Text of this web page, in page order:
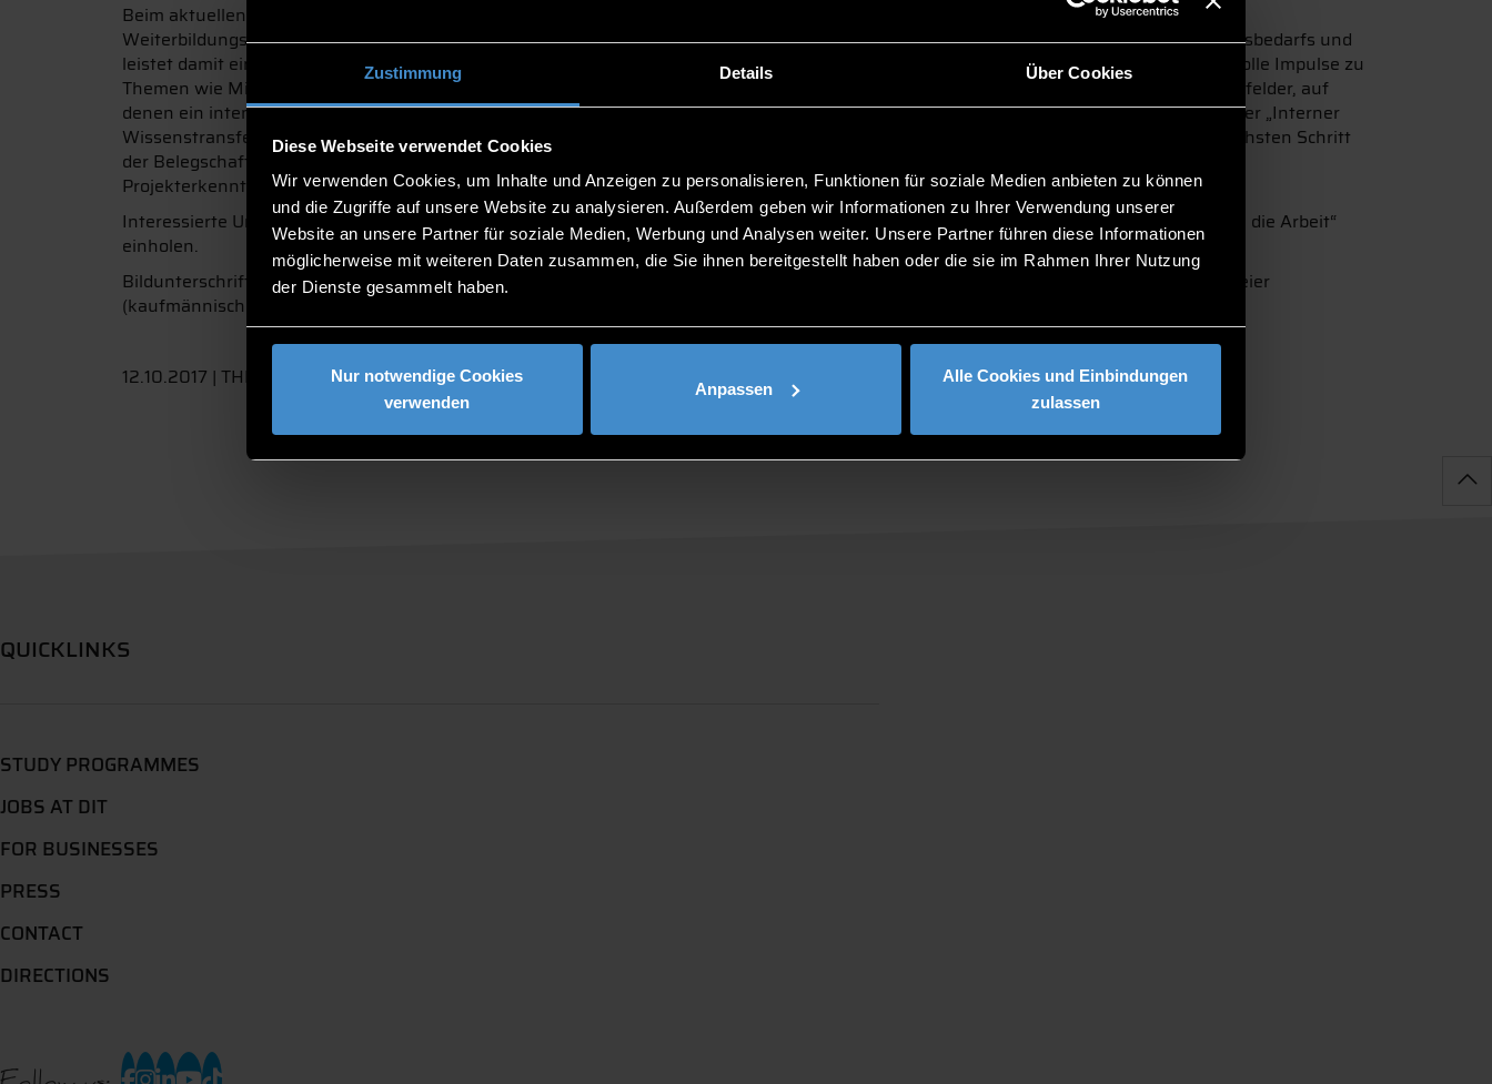
Zustimmung Details Über Cookies
Diese Webseite verwendet Cookies
Wir verwenden Cookies, um Inhalte und Anzeigen zu personalisieren, Funktionen für soziale Medien anbieten zu können
und die Zugriffe auf unsere Website zu analysieren. Außerdem geben wir Informationen zu Ihrer Verwendung unserer
Website an unsere Partner für soziale Medien, Werbung und Analysen weiter. Unsere Partner führen diese Informationen
möglicherweise mit weiteren Daten zusammen, die Sie ihnen bereitgestellt haben oder die sie im Rahmen Ihrer Nutzung
der Dienste gesammelt haben.
Nur notwendige Cookies
verwenden
Anpassen
Alle Cookies und Einbindungen
zulassen
Beim aktuellen Treffen standen die Ergebnisse der „Gerne in die Arbeit“ Mitarbeiterbefragung im Mittelpunkt. Das Programm des THD
Weiterbildungszentrums unterstützt mittelständische Unternehmen aus der Region ganz individuell bei der Analyse ihres Weiterbildungsbedarfs und
leistet damit einen Beitrag zur Steigerung der Mitarbeiterzufriedenheit. Auch der Transformatoren-Spezialist aus Grafenau erhielt wertvolle Impulse zu
Themen wie Mitarbeiterbeurteilung, Schulungsplanung und Personalentwicklung. Sichtbar gemacht wurden zudem konkrete Handlungsfelder, auf
denen ein intensiveres betriebliches Lernen möglich und sinnvoll ist. Hier geht es zum Beispiel um Themen wie „Positive Fehlerkultur“ oder „Interner
Wissenstransfer“. Im Sinne einer transparenten Kommunikation werden die Ergebnisse der umfangreichen Mitarbeiterbefragung im nächsten Schritt
der Belegschaft des Betriebs vorgestellt. Danach wird das Unternehmen erste Schritte in Richtung Umsetzung einleiten bzw. lässt die
Projekterkenntnisse in bereits bestehende Maßnahmen einfließen.
Interessierte Unternehmen aus der Region können bei Weiterbildungsreferentin, Julia Dullinger, Informationen zum Programm „Gerne in die Arbeit“
einholen.
Bildunterschrift: V.l.n.r. Wolfgang Stern (Leiter THD-Weiterbildungszentrum), Julia Dullinger (THD-Weiterbildungszentrum), Tobias Feilmeier
(kaufmännischer Leiter Sedlbauer AG), Klaus Prager (Betriebsrat Sedlbauer AG) und Max Halser (Vorstand Sedlbauer AG)
12.10.2017 | THD Weiterbildungszentrum
QUICKLINKS
STUDY PROGRAMMES
JOBS AT DIT
FOR BUSINESSES
PRESS
CONTACT
DIRECTIONS